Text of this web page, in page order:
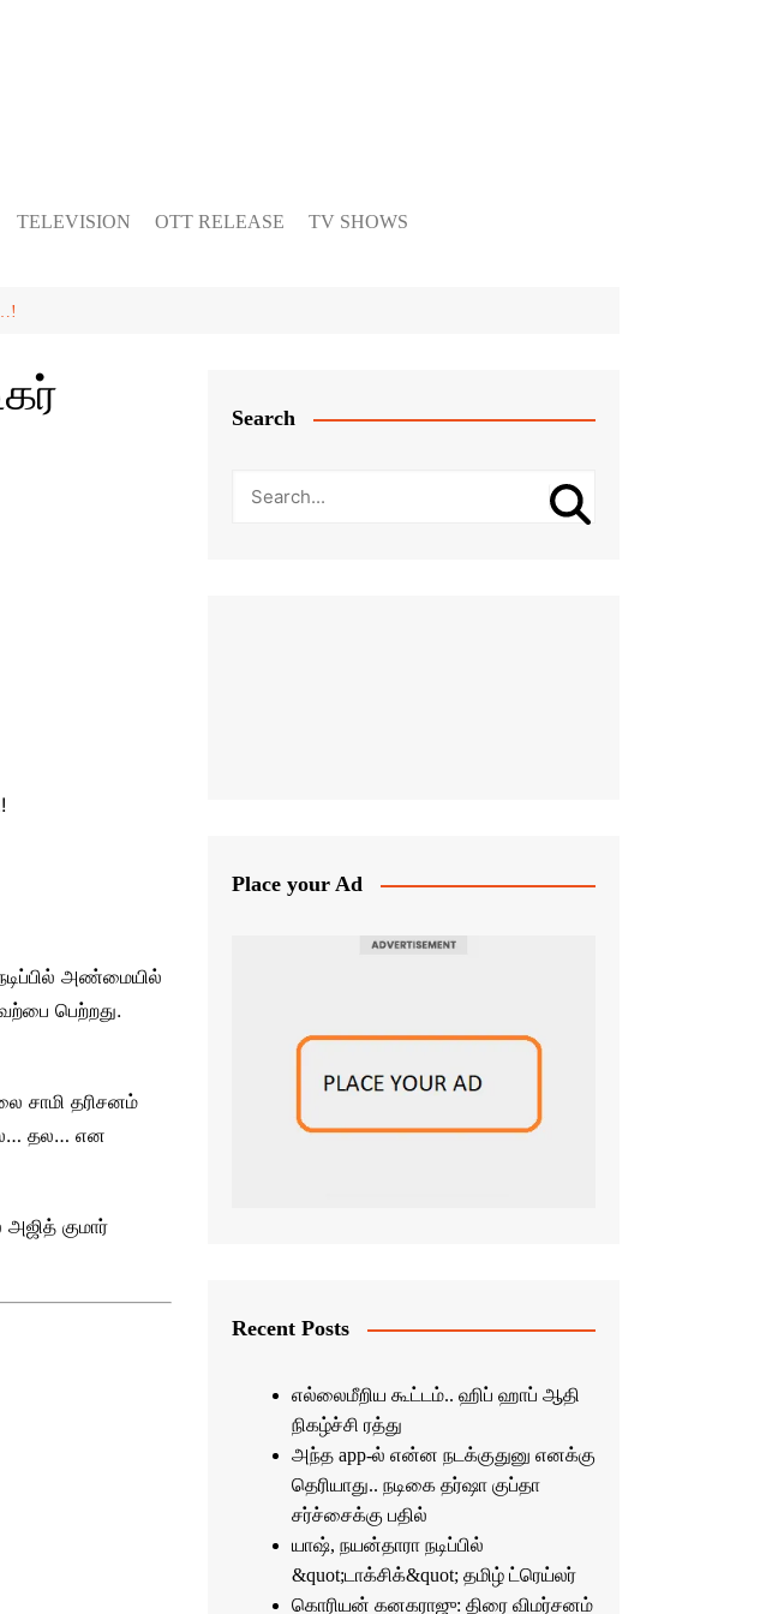
TELEVISION OTT RELEASE TV SHOWS
அண்மையில்
பெற்றது.
சாமி தரிசனம்
தல… என
குமார்
Search
Place your Ad
Recent Posts
எல்லைமீறிய கூட்டம்.. ஹிப் ஹாப் ஆதி
நிகழ்ச்சி ரத்து
அந்த app-ல் என்ன நடக்குதுனு எனக்கு
தெரியாது.. நடிகை தர்ஷா குப்தா
சர்ச்சைக்கு பதில்
யாஷ், நயன்தாரா நடிப்பில்
&quot;டாக்சிக்&quot; தமிழ் ட்ரெய்லர்
கொரியன் கனகராஜு: திரை விமர்சனம்